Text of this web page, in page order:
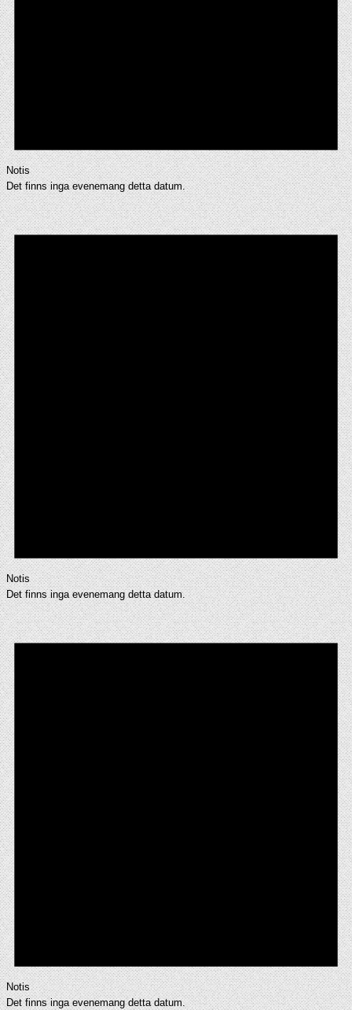
Notis
Det finns inga evenemang detta datum.
Notis
Det finns inga evenemang detta datum.
Notis
Det finns inga evenemang detta datum.